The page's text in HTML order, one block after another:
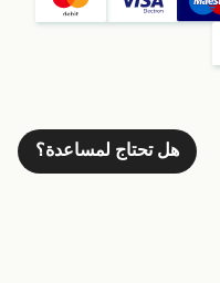
هل تحتاج لمساعدة؟